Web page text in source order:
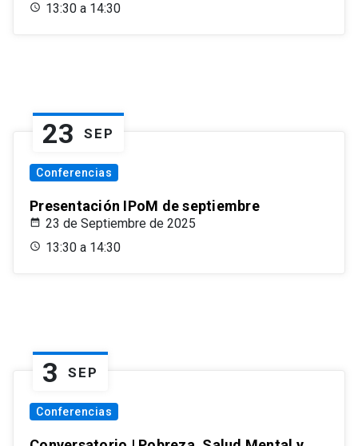
13:30 a 14:30
23 SEP
Conferencias
Presentación IPoM de septiembre
23 de Septiembre de 2025
13:30 a 14:30
3 SEP
Conferencias